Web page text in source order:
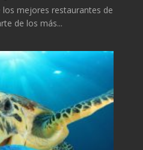
mejores restaurantes de
de los más...